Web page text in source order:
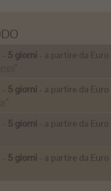
- 5 giorni - a partire da Euro
"
- 5 giorni - a partire da Euro
"
- 5 giorni - a partire da Euro
- 5 giorni - a partire da Euro